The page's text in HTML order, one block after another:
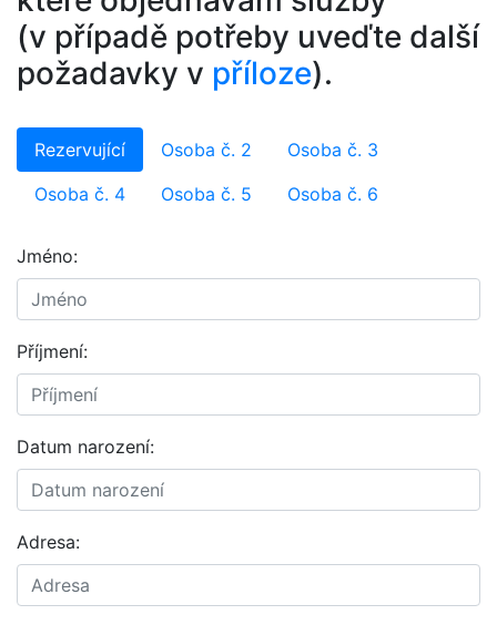
(v případě potřeby uveďte další
požadavky v příloze).
Rezervující Osoba č. 2
Osoba č. 3
Osoba č. 4
Osoba č. 5 Osoba č. 6
Jméno:
Příjmení:
Datum narození:
Adresa: